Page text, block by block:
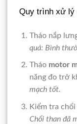
Quy trình xử lý
Tháo nắp
quả: Bình
Tháo motor
năng đo trở
mạch tốt.
Kiểm tra
Chổi than đã